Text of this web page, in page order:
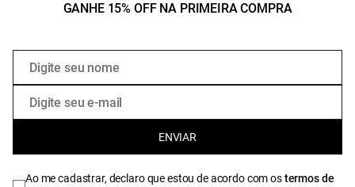
GANHE 15% OFF NA PRIMEIRA COMPRA
ENVIAR
Ao me cadastrar, declaro que estou de acordo com ostermos de